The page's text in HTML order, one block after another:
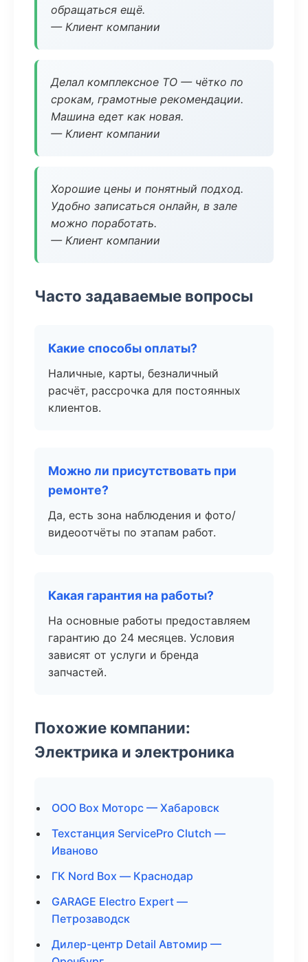
обращаться ещё.
— Клиент компании
Делал комплексное ТО — чётко по
срокам, грамотные рекомендации.
Машина едет как новая.
— Клиент компании
Хорошие цены и понятный подход.
Удобно записаться онлайн, в зале
можно поработать.
— Клиент компании
Часто задаваемые вопросы
Какие способы оплаты?
Наличные, карты, безналичный
расчёт, рассрочка для постоянных
клиентов.
Можно ли присутствовать при
ремонте?
Да, есть зона наблюдения и фото/
видеоотчёты по этапам работ.
Какая гарантия на работы?
На основные работы предоставляем
гарантию до 24 месяцев. Условия
зависят от услуги и бренда
запчастей.
Похожие компании:
Электрика и электроника
ООО Box Моторс — Хабаровск
Техстанция ServicePro Clutch —
Иваново
ГК Nord Box — Краснодар
GARAGE Electro Expert —
Петрозаводск
Дилер-центр Detail Автомир —